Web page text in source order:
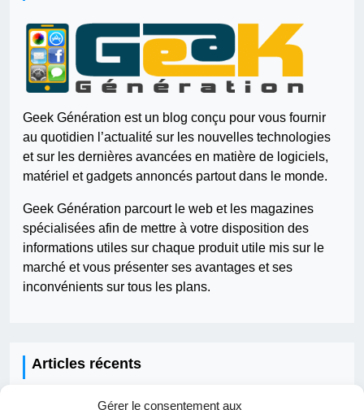
Gérer le consentement aux
Geek Génération est un blog conçu pour vous fournir
au quotidien l’actualité sur les nouvelles technologies
et sur les dernières avancées en matière de logiciels,
matériel et gadgets annoncés partout dans le monde.
Geek Génération parcourt le web et les magazines
spécialisées afin de mettre à votre disposition des
informations utiles sur chaque produit utile mis sur le
marché et vous présenter ses avantages et ses
inconvénients sur tous les plans.
Articles récents